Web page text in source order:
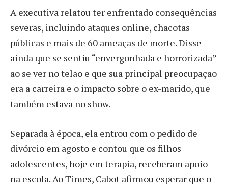
A executiva relatou ter enfrentado consequências
severas, incluindo ataques online, chacotas
públicas e mais de 60 ameaças de morte. Disse
ainda que se sentiu “envergonhada e horrorizada”
ao se ver no telão e que sua principal preocupação
era a carreira e o impacto sobre o ex-marido, que
também estava no show.
Separada à época, ela entrou com o pedido de
divórcio em agosto e contou que os filhos
adolescentes, hoje em terapia, receberam apoio
na escola. Ao Times, Cabot afirmou esperar que o